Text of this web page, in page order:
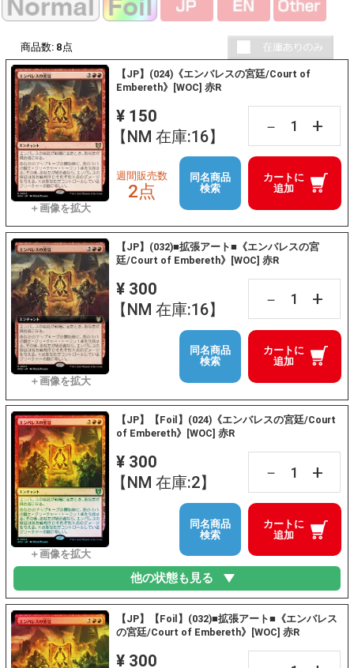
商品数: 8 点
【JP】(024)《エンバレスの宮廷/Court of
Embereth》[WOC] 赤R
¥ 150
【NM 在庫:16】
－ +
カートに
追加
週間販売数
2点
同名商品
検索
【JP】(032)■拡張アート■《エンバレスの宮
廷/Court of Embereth》[WOC] 赤R
¥ 300
【NM 在庫:16】
－ +
カートに
追加
同名商品
検索
【JP】【Foil】(024)《エンバレスの宮廷/Court
of Embereth》[WOC] 赤R
¥ 300
【NM 在庫:2】
－ +
カートに
追加
同名商品
検索
他の状態も見る
【JP】【Foil】(032)■拡張アート■《エンバレス
の宮廷/Court of Embereth》[WOC] 赤R
¥ 300